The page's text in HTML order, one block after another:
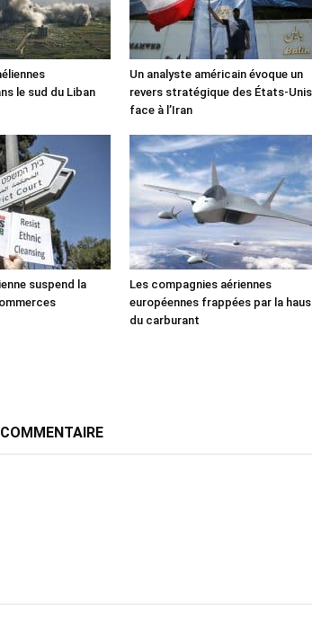
le sud du Liban
Un analyste américain évoque un
revers stratégique des États-Unis
face à l’Iran
suspend la
Les compagnies aériennes
européennes frappées par la
du carburant